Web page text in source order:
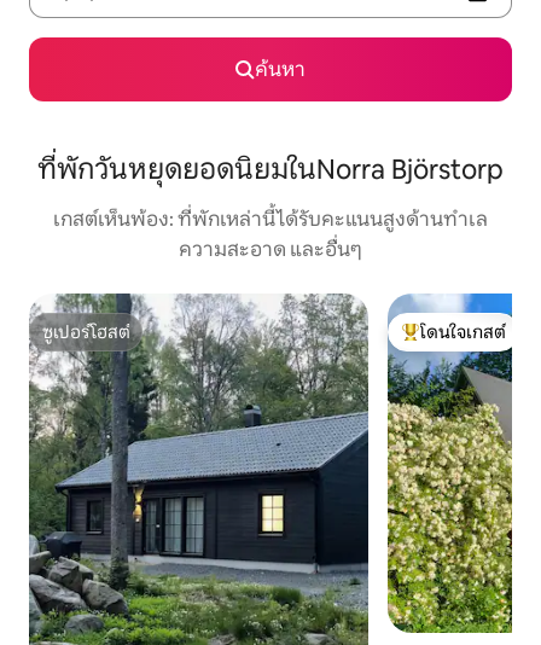
ค้นหา
ที่พักวันหยุดยอดนิยมในNorra Björstorp
เกสต์เห็นพ้อง: ที่พักเหล่านี้ได้รับคะแนนสูงด้านทำเล
ความสะอาด และอื่นๆ
ซูเปอร์โฮสต์
ซูเปอร์โฮสต์
โดนใจเกสต์ที่สุด
โดนใจเกสต์